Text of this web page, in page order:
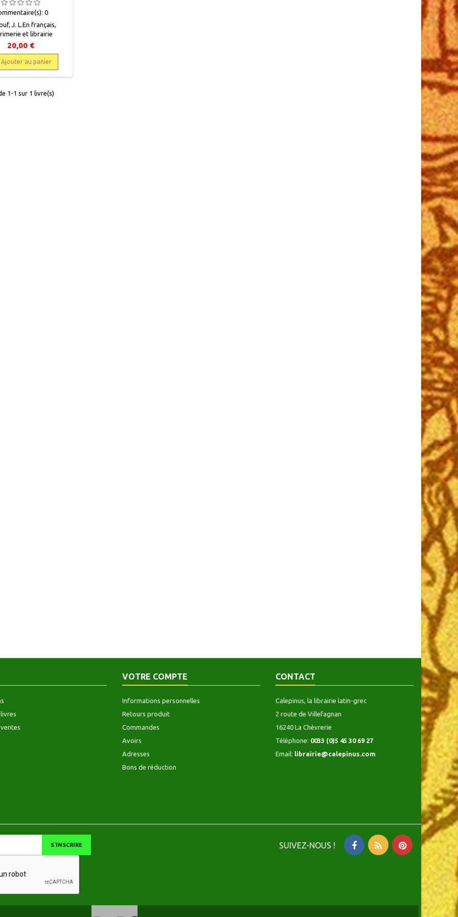
0
J. L.En français,
et librairie
de Jules Delalain et
13 x 20,5, XIII + 335
occasion. Correct,
de l'époque, plats
bleus frottés, bords
première page de
20,00 €
Ajouter au panier
1-1 sur 1 livre(s)
VOTRE COMPTE
Informations personnelles
Retours produit
Commandes
Avoirs
Adresses
Bons de réduction
CONTACT
Calepinus, la librairie latin-grec
2 route de Villefagnan
16240 La Chèvrerie
Téléphone: 0033 (0)5 45 30 69 27
Email: librairie@calepinus.com
SUIVEZ-NOUS !